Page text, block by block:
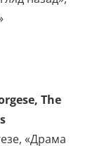
Borgese,
Oceans